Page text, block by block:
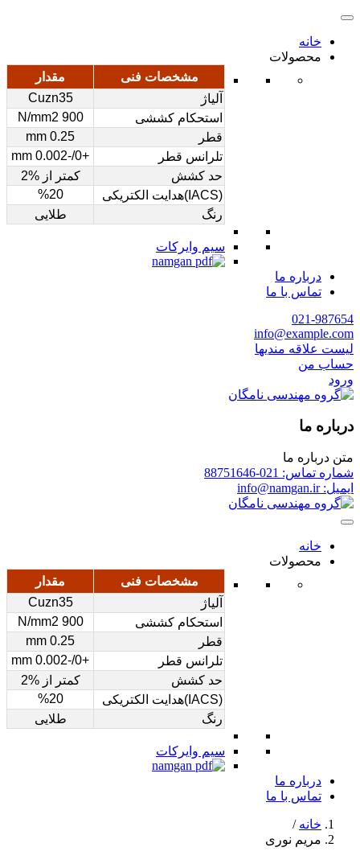
خانه
محصولات
مشخصات فنی
مقدار
آلیاژ
Cuzn35
استحکام کششی
900 N/mm2
قطر
0.25 mm
تلرانس قطر
+0/-0.002 mm
حد کشش
کمتر از %2
(IACS)هدایت الکتریکی
%20
رنگ
طلایی
سیم وایرکات
درباره ما
تماس با ما
021-987654
info@example.com
لیست علاقه مندیها
حساب من
ورود
درباره ما
متن درباره ما
شماره تماس: 021-88751646
ایمیل: info@namgan.ir
خانه
محصولات
مشخصات فنی
مقدار
آلیاژ
Cuzn35
استحکام کششی
900 N/mm2
قطر
0.25 mm
تلرانس قطر
+0/-0.002 mm
حد کشش
کمتر از %2
(IACS)هدایت الکتریکی
%20
رنگ
طلایی
سیم وایرکات
درباره ما
تماس با ما
خانه /
مریم نوری